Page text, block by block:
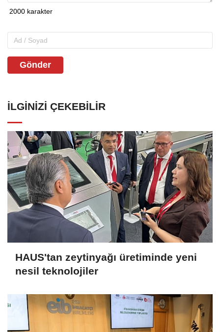
Gönder
İLGINIZI ÇEKEBILIR
HAUS'tan zeytinyağı üretiminde yeni
nesil teknolojiler